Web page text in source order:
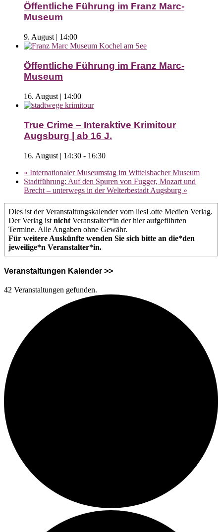
Öffentliche Führung im Franz Marc-
Museum
9. August | 14:00
Öffentliche Führung im Franz Marc-
Museum
16. August | 14:00
True Crime – Interaktive Krimitour
Augsburg | ab 16 J.
16. August | 14:30 - 16:30
« Internationaler Museumstag im Wittelsbacher Museum
Stadtführung: Auf den Spuren von Fugger, Mozart und
Brecht – unterwegs in der Welterbestadt Augsburg »
Dies ist der Veranstaltungskalender vom liesLotte Medien Verlag.
Der Verlag ist nicht Veranstalter*in der hier aufgeführten
Termine. Alle Angaben ohne Gewähr.
Für weitere Auskünfte wenden Sie sich bitte an die*den
jeweilige*n Veranstalter*in.
Veranstaltungen Kalender >>
42 Veranstaltungen gefunden.